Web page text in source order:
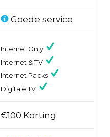
Goede service
Internet Only
Internet & TV
Internet Packs
Digitale TV
€100 Korting